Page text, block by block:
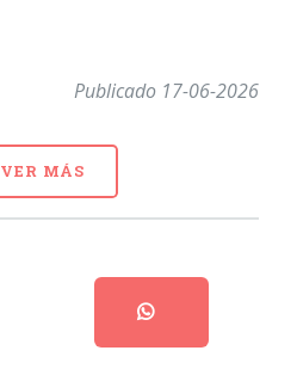
Publicado 17-06-2026
VER MÁS